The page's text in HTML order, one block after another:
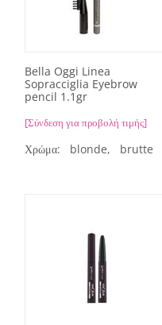
Bella Oggi Linea
Sopracciglia Eyebrow
pencil 1.1gr
[Σύνδεση για προβολή τιμής]
Χρώμα: blonde, brutte